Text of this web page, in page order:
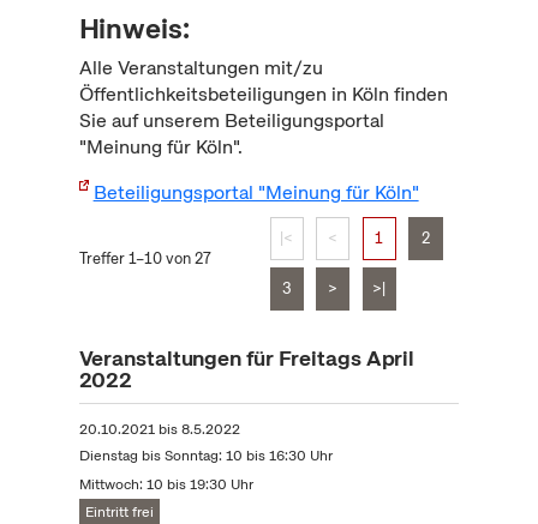
Hinweis:
Alle Veranstaltungen mit/zu
Öffentlichkeitsbeteiligungen in Köln finden
Sie auf unserem Beteiligungsportal
"Meinung für Köln".
Beteiligungsportal "Meinung für Köln"
Treffer 1–10 von 27
|< < 1 2
3 > >|
Veranstaltungen für Freitags April
2022
20.10.2021bis8.5.2022
Dienstag bis Sonntag: 10 bis 16:30 Uhr
Mittwoch: 10 bis 19:30 Uhr
Eintritt frei